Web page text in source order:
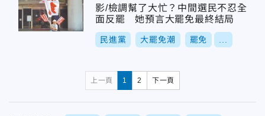
影/檢調幫了大忙？中間選民不忍全
面反罷 她預言大罷免最終結局
民進黨 大罷免潮 罷免
上一頁 1 2 下一頁